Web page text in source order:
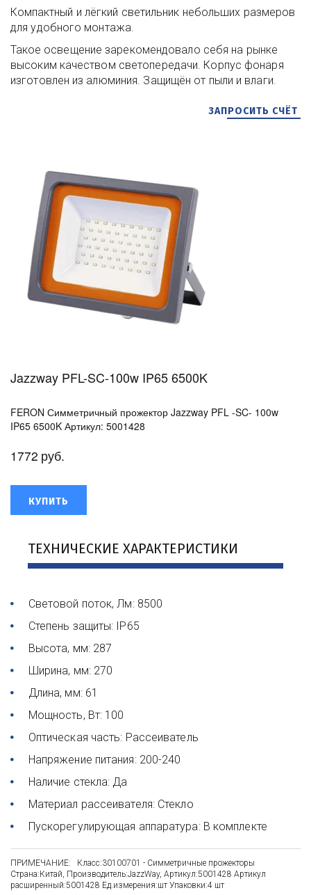
Компактный и лёгкий светильник небольших размеров
для удобного монтажа.
Такое освещение зарекомендовало себя на рынке
высоким качеством светопередачи. Корпус фонаря
изготовлен из алюминия. Защищён от пыли и влаги.
ЗАПРОСИТЬ СЧЁТ
Jazzway PFL-SC-100w IP65 6500K
FERON Симметричный прожектор Jazzway PFL -SC- 100w
IP65 6500K Артикул: 5001428
1772 руб.
КУПИТЬ
ТЕХНИЧЕСКИЕ ХАРАКТЕРИСТИКИ
Световой поток, Лм: 8500
Степень защиты: IP65
Высота, мм: 287
Ширина, мм: 270
Длина, мм: 61
Мощность, Вт: 100
Оптическая часть: Рассеиватель
Напряжение питания: 200-240
Наличие стекла: Да
Материал рассеивателя: Стекло
Пускорегулирующая аппаратура: В комплекте
ПРИМЕЧАНИЕ:   Класс:30100701 - Симметричные прожекторы
Страна:Китай, Производитель:JazzWay, Артикул:5001428 Артикул
расширенный:5001428 Ед.измерения:шт Упаковки:4 шт